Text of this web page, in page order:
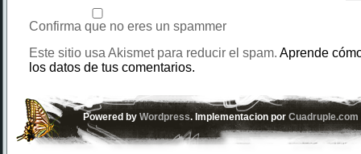
Confirma que no eres un spammer
Este sitio usa Akismet para reducir el spam. Aprende
los datos de tus comentarios.
Powered byWordpress. Implementacion porCuadruple.com